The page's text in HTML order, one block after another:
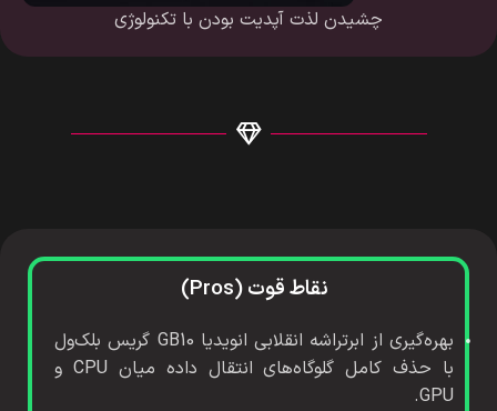
چشیدن لذت آپدیت بودن با تکنولوژی
نقاط قوت (Pros)
بهره‌گیری از ابرتراشه انقلابی انویدیا GB10 گریس بلک‌ول
با حذف کامل گلوگاه‌های انتقال داده میان CPU و
GPU.